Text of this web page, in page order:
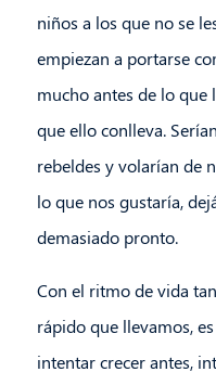
niños a los que no se
empiezan a portarse
mucho antes de lo que
que ello conlleva.
rebeldes y volarían de
lo que nos gustaría,
demasiado pronto.
Con el ritmo de vida
rápido que llevamos,
intentar crecer antes,